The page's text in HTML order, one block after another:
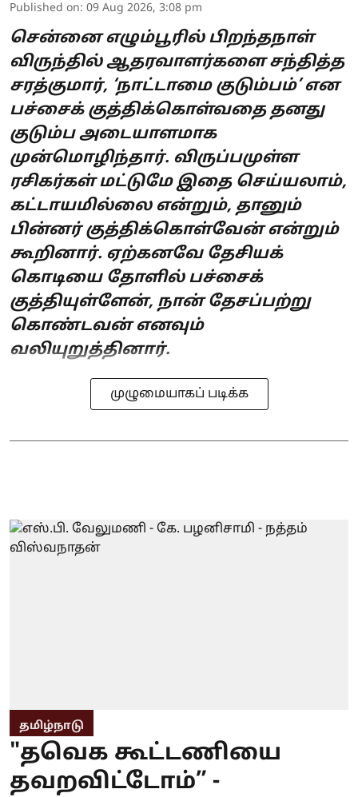
Published on: 09 Aug 2026, 3:08 pm
சென்னை எழும்பூரில் பிறந்தநாள்
விருந்தில் ஆதரவாளர்களை சந்தித்த
சரத்குமார், ‘நாட்டாமை குடும்பம்’ என
பச்சைக் குத்திக்கொள்வதை தனது
குடும்ப அடையாளமாக
முன்மொழிந்தார். விருப்பமுள்ள
ரசிகர்கள் மட்டுமே இதை செய்யலாம்,
கட்டாயமில்லை என்றும், தானும்
பின்னர் குத்திக்கொள்வேன் என்றும்
கூறினார். ஏற்கனவே தேசியக்
கொடியை தோளில் பச்சைக்
குத்தியுள்ளேன், நான் தேசப்பற்று
கொண்டவன் எனவும்
வலியுறுத்தினார்.
முழுமையாகப் படிக்க
தமிழ்நாடு
"தவெக கூட்டணியை
தவறவிட்டோம்” -